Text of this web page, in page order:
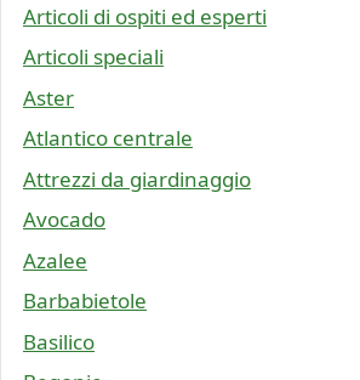
Articoli di ospiti ed esperti
Articoli speciali
Aster
Atlantico centrale
Attrezzi da giardinaggio
Avocado
Azalee
Barbabietole
Basilico